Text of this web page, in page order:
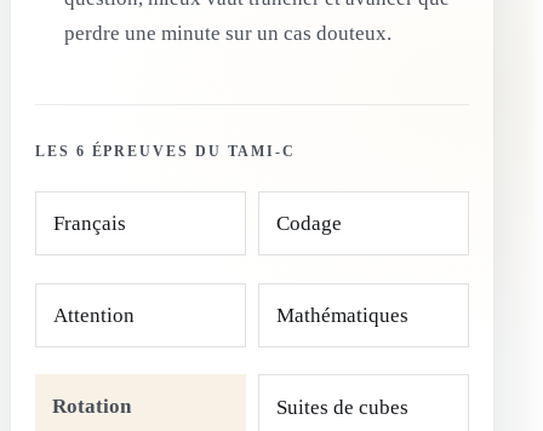
perdre une minute sur un cas douteux.
LES 6 ÉPREUVES DU TAMI-C
Français Codage
Attention Mathématiques
Rotation Suites de cubes